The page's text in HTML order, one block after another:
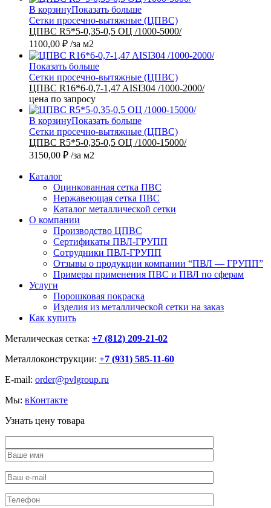
В корзинуПоказать больше
Сетки просечно-вытяжные (ЦПВС)
ЦПВС R5*5-0,35-0,5 ОЦ /1000-5000/
1100,00 ₽ /за м2
Показать больше
Сетки просечно-вытяжные (ЦПВС)
ЦПВС R16*6-0,7-1,47 AISI304 /1000-2000/
цена по запросу
В корзинуПоказать больше
Сетки просечно-вытяжные (ЦПВС)
ЦПВС R5*5-0,35-0,5 ОЦ /1000-15000/
3150,00 ₽ /за м2
Каталог
Оцинкованная сетка ПВС
Нержавеющая сетка ПВС
Каталог металлической сетки
О компании
Производство ЦПВС
Сертификаты ПВЛ-ГРУПП
Сотрудники ПВЛ-ГРУПП
Отзывы о продукции компании “ПВЛ — ГРУПП”
Примеры применения ПВС и ПВЛ по сферам
Услуги
Порошковая покраска
Изделия из металлической сетки на заказ
Как купить
Металическая сетка: +7 (812) 209-21-02
Металлоконструкции: +7 (931) 585-11-60
E-mail: order@pvlgroup.ru
Мы: вКонтакте
Узнать цену товара